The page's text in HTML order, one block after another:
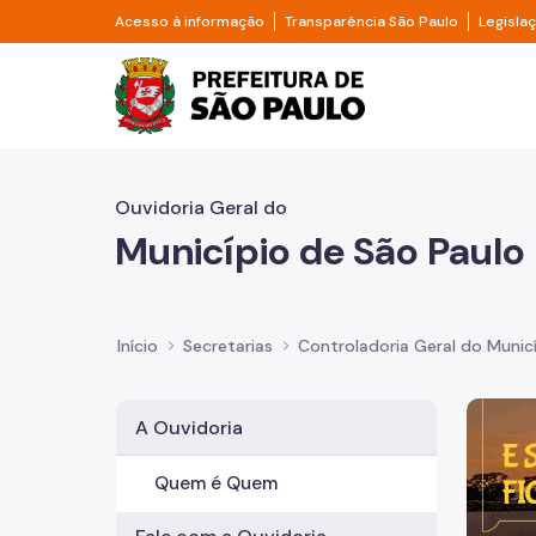
Pular para o Conteúdo principal
Acesso à informação Divisor de acesso à informação
Transparência São Paulo Divisor
Prefeitura de São
Ouvidoria Geral do
Município de São Paulo
Início Secretarias Controladoria Geral do
A Ouvidoria
Quem é Quem